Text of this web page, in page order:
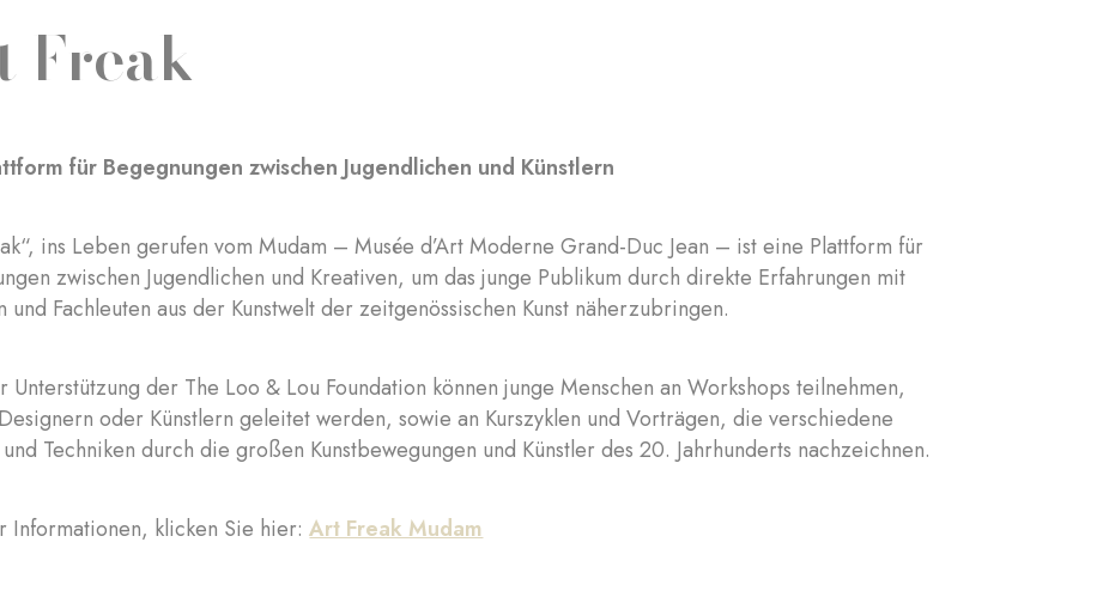
Freak
für Begegnungen zwischen Jugendlichen und Künstlern
ins Leben gerufen vom Mudam – Musée d’Art Moderne Grand-Duc Jean – ist eine Plattform für
zwischen Jugendlichen und Kreativen, um das junge Publikum durch direkte Erfahrungen mit
und Fachleuten aus der Kunstwelt der zeitgenössischen Kunst näherzubringen.
Unterstützung der The Loo & Lou Foundation können junge Menschen an Workshops teilnehmen,
oder Künstlern geleitet werden, sowie an Kurszyklen und Vorträgen, die verschiedene
Techniken durch die großen Kunstbewegungen und Künstler des 20. Jahrhunderts nachzeichnen.
Informationen, klicken Sie hier:Art Freak Mudam